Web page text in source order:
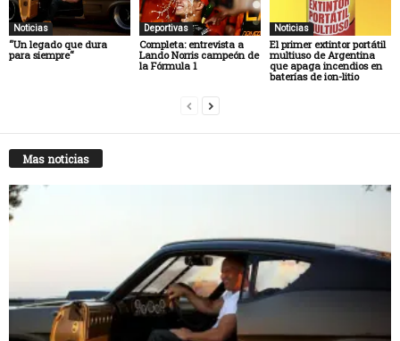
Noticias
“Un legado que dura
para siempre“
Deportivas
Completa: entrevista a
Lando Norris campeón de
la Fórmula 1
Noticias
El primer extintor portátil
multiuso de Argentina
que apaga incendios en
baterías de ion-litio
Mas noticias